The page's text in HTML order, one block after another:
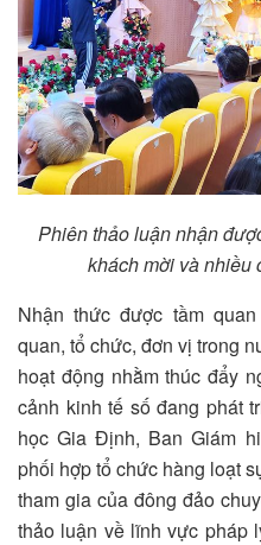
Phiên thảo luận nhận
khách mời và nhiều
Nhận thức được tầm
quan, tổ chức, đơn vị trong
hoạt động nhằm thúc đẩy
cảnh kinh tế số đang phát
học Gia Định, Ban Giám
phối hợp tổ chức hàng loạt
tham gia của đông đảo
thảo luận về lĩnh vực pháp